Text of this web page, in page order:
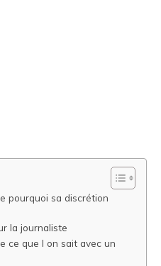
pourquoi sa discrétion
la journaliste
ce que l on sait avec un